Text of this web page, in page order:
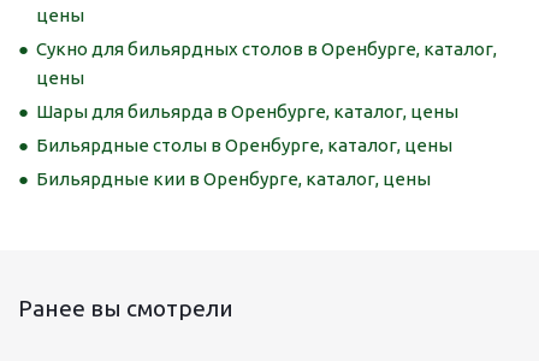
цены
Сукно для бильярдных столов в Оренбурге, каталог,
цены
Шары для бильярда в Оренбурге, каталог, цены
Бильярдные столы в Оренбурге, каталог, цены
Бильярдные кии в Оренбурге, каталог, цены
Ранее вы смотрели